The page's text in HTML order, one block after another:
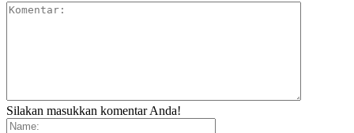
Silakan masukkan komentar Anda!